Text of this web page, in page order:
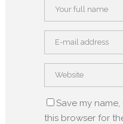
Save my
this browser for